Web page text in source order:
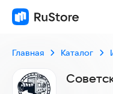
Главная Каталог